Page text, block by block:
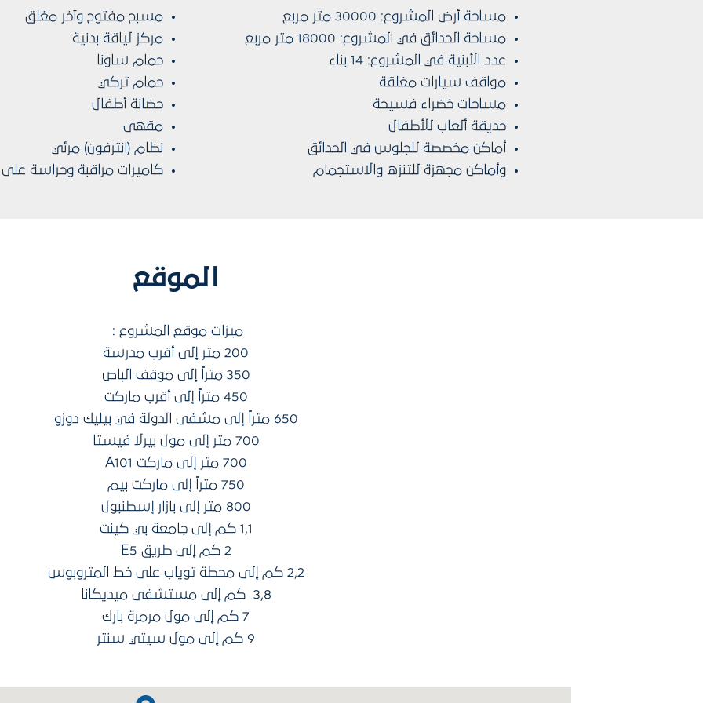
مساحة أرض المشروع: 30000 متر مربع
مساحة الحدائق في المشروع: 18000 متر مربع
عدد الأبنية في المشروع: 14 بناء
مواقف سيارات مغلقة
مساحات خضراء فسيحة
حديقة ألعاب للأطفال
أماكن مخصصة للجلوس في الحدائق
وأماكن مجهزة للتنزه والاستجمام
مسبح مفتوح وآخر مغلق
مركز لياقة بدنية
حمام ساونا
حمام تركي
حضانة أطفال
مقهى
نظام (انترفون) مرئي
كاميرات مراقبة وحراسة على
الموقع
ميزات موقع المشروع :
200 متر إلى أقرب مدرسة
350 متراً إلى موقف الباص
450 متراً إلى أقرب ماركت
650 متراً إلى مشفى الدولة في بيليك دوزو
700 متر إلى مول بيرلا فيستا
700 متر إلى ماركت A101
750 متراً إلى ماركت بيم
800 متر إلى بازار إسطنبول
1,1 كم إلى جامعة بي كينت
2 كم إلى طريق E5
2,2 كم إلى محطة توياب على خط المتروبوس
3,8 كم إلى مستشفى ميديكانا
7 كم إلى مول مرمرة بارك
9 كم إلى مول سيتي سنتر